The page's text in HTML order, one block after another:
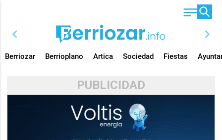
chevron_left chevron_right
Berriozar Berrioplano Artica Sociedad Fiestas
PUBLICIDAD